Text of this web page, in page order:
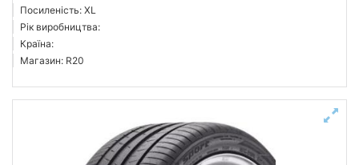
Посиленість: XL
Рік виробництва:
Країна:
Магазин: R20